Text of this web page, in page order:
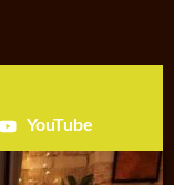
YouTube